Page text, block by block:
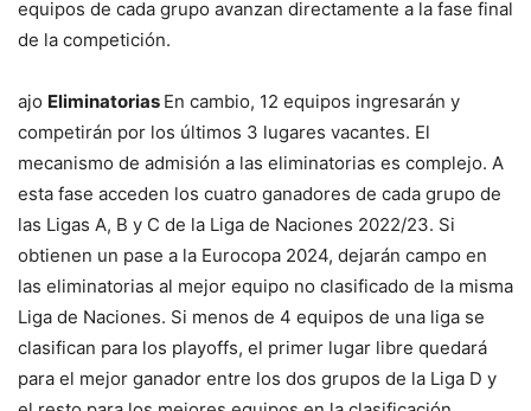
equipos de cada grupo avanzan directamente a la fase final
de la competición.
ajo Eliminatorias En cambio, 12 equipos ingresarán y
competirán por los últimos 3 lugares vacantes. El
mecanismo de admisión a las eliminatorias es complejo. A
esta fase acceden los cuatro ganadores de cada grupo de
las Ligas A, B y C de la Liga de Naciones 2022/23. Si
obtienen un pase a la Eurocopa 2024, dejarán campo en
las eliminatorias al mejor equipo no clasificado de la misma
Liga de Naciones. Si menos de 4 equipos de una liga se
clasifican para los playoffs, el primer lugar libre quedará
para el mejor ganador entre los dos grupos de la Liga D y